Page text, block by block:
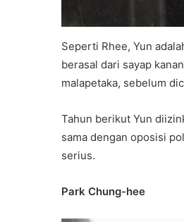
Seperti Rhee, Yun
berasal dari sayap
malapetaka, sebelum
Tahun berikut Yun
sama dengan oposisi
serius.
Park Chung-hee